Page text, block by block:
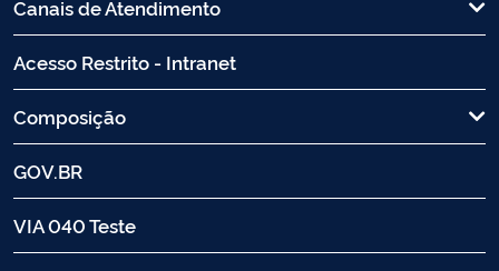
Canais de Atendimento
Acesso Restrito - Intranet
Composição
GOV.BR
VIA 040 Teste